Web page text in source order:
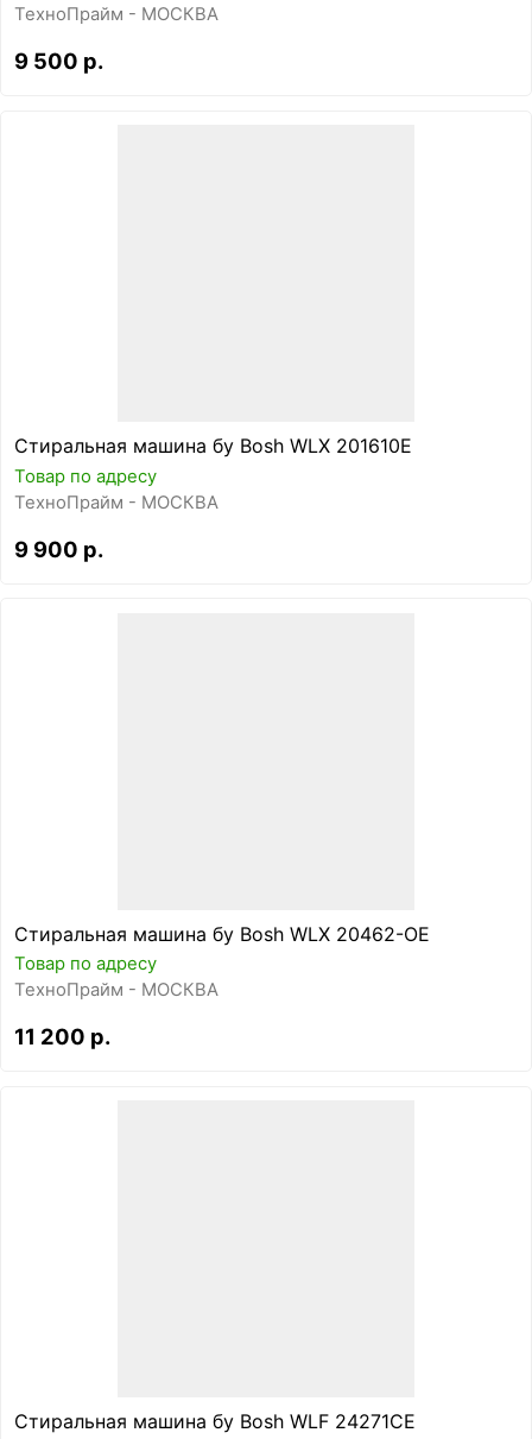
ТехноПрайм - МОСКВА
9 500 р.
Стиральная машина бу Bosh WLX 201610E
Товар по адресу
ТехноПрайм - МОСКВА
9 900 р.
Стиральная машина бу Bosh WLX 20462-OE
Товар по адресу
ТехноПрайм - МОСКВА
11 200 р.
Стиральная машина бу Bosh WLF 24271CE